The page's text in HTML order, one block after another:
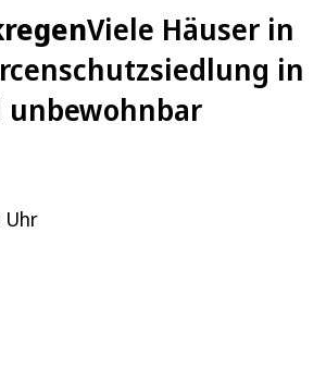
Viele Häuser in
in
unbewohnbar
Uhr